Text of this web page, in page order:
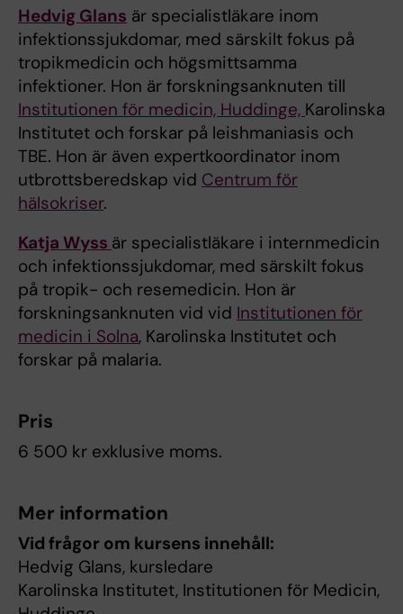
Hedvig Glans är specialistläkare inom
infektionssjukdomar, med särskilt fokus på
tropikmedicin och högsmittsamma
infektioner. Hon är forskningsanknuten till
Institutionen för medicin, Huddinge, Karolinska
Institutet och forskar på leishmaniasis och
TBE. Hon är även expertkoordinator inom
utbrottsberedskap vid Centrum för
hälsokriser.
Katja Wyss är specialistläkare i internmedicin
och infektionssjukdomar, med särskilt fokus
på tropik- och resemedicin. Hon är
forskningsanknuten vid vid Institutionen för
medicin i Solna, Karolinska Institutet och
forskar på malaria.
Pris
6 500 kr exklusive moms.
Mer information
Vid frågor om kursens innehåll:
Hedvig Glans, kursledare
Karolinska Institutet, Institutionen för Medicin,